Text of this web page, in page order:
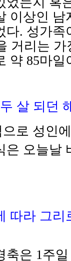
이상인 남
다. 성가족
거리는 가
약 85마일
살 되던
로 성인에
은 오늘날
따라 그리
축은 1주일